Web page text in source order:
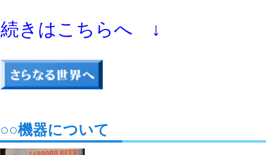
続きはこちらへ ↓
○○機器について